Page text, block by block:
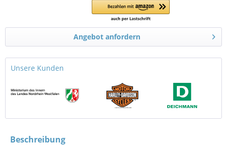
Angebot anfordern
Unsere Kunden
Beschreibung